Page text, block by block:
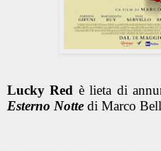
Lucky Red è lieta di
Esterno Notte di Marco